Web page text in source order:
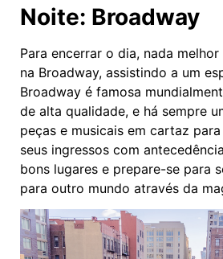
Noite: Broadway
Para encerrar o dia, nada
na Broadway, assistindo a um
Broadway é famosa
de alta qualidade, e há sempre
peças e musicais em cartaz
seus ingressos com
bons lugares e prepare-se para
para outro mundo através da